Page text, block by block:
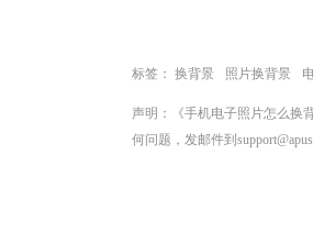
标签： 换背景 照片换背景
声明：《手机电子照片怎么换
何问题，发邮件到